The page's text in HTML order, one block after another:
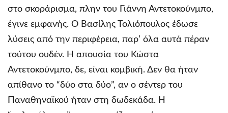
στο σκοράρισμα, πλην του Γιάννη Αντετοκούνμπο,
έγινε εμφανής. Ο Βασίλης Τολιόπουλος έδωσε
λύσεις από την περιφέρεια, παρ’ όλα αυτά πέραν
τούτου ουδέν. Η απουσία του Κώστα
Αντετοκούνμπο, δε, είναι κομβική. Δεν θα ήταν
απίθανο το “δύο στα δύο”, αν ο σέντερ του
Παναθηναϊκού ήταν στη δωδεκάδα. Η